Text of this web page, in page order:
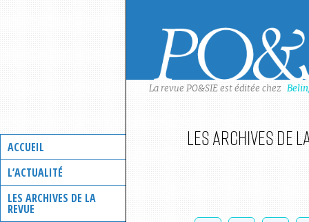
ACCUEIL
L’ACTUALITÉ
LES ARCHIVES DE LA
REVUE
La revue PO&SIE est éditée chez
Les archives de